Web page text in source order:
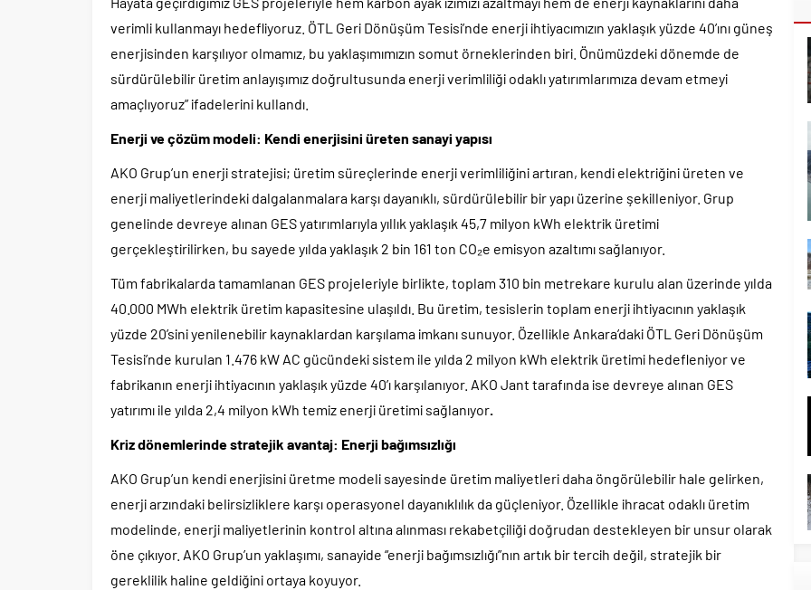
verimli kullanmayı hedefliyoruz. ÖTL Geri Dönüşüm Tesisi’nde enerji ihtiyacımızın yaklaşık yüzde 40’ını güneş
enerjisinden karşılıyor olmamız, bu yaklaşımımızın somut örneklerinden biri. Önümüzdeki dönemde de
sürdürülebilir üretim anlayışımız doğrultusunda enerji verimliliği odaklı yatırımlarımıza devam etmeyi
amaçlıyoruz” ifadelerini kullandı.
Enerji ve çözüm modeli: Kendi enerjisini üreten sanayi yapısı
AKO Grup’un enerji stratejisi; üretim süreçlerinde enerji verimliliğini artıran, kendi elektriğini üreten ve
enerji maliyetlerindeki dalgalanmalara karşı dayanıklı, sürdürülebilir bir yapı üzerine şekilleniyor. Grup
genelinde devreye alınan GES yatırımlarıyla yıllık yaklaşık 45,7 milyon kWh elektrik üretimi
gerçekleştirilirken, bu sayede yılda yaklaşık 2 bin 161 ton CO₂e emisyon azaltımı sağlanıyor.
Tüm fabrikalarda tamamlanan GES projeleriyle birlikte, toplam 310 bin metrekare kurulu alan üzerinde yılda
40.000 MWh elektrik üretim kapasitesine ulaşıldı. Bu üretim, tesislerin toplam enerji ihtiyacının yaklaşık
yüzde 20’sini yenilenebilir kaynaklardan karşılama imkanı sunuyor. Özellikle Ankara’daki ÖTL Geri Dönüşüm
Tesisi’nde kurulan 1.476 kW AC gücündeki sistem ile yılda 2 milyon kWh elektrik üretimi hedefleniyor ve
fabrikanın enerji ihtiyacının yaklaşık yüzde 40’ı karşılanıyor. AKO Jant tarafında ise devreye alınan GES
yatırımı ile yılda 2,4 milyon kWh temiz enerji üretimi sağlanıyor
Kriz dönemlerinde stratejik avantaj: Enerji bağımsızlığı
AKO Grup’un kendi enerjisini üretme modeli sayesinde üretim maliyetleri daha öngörülebilir hale gelirken,
enerji arzındaki belirsizliklere karşı operasyonel dayanıklılık da güçleniyor. Özellikle ihracat odaklı üretim
modelinde, enerji maliyetlerinin kontrol altına alınması rekabetçiliği doğrudan destekleyen bir unsur olarak
öne çıkıyor. AKO Grup’un yaklaşımı, sanayide “enerji bağımsızlığı”nın artık bir tercih değil, stratejik bir
gereklilik haline geldiğini ortaya koyuyor.